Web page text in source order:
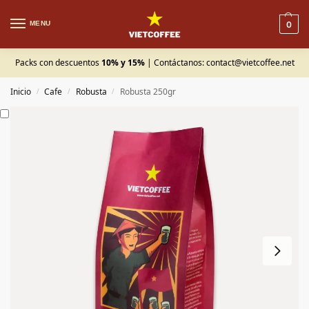
MENU 0
Packs con descuentos 10% y 15% | Contáctanos:contact@vietcoffee.net
Inicio / Cafe / Robusta / Robusta 250gr